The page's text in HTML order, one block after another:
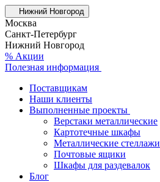
Нижний Новгород
Москва
Санкт-Петербург
Нижний Новгород
% Акции
Полезная информация
Поставщикам
Наши клиенты
Выполненные проекты
Верстаки металлические
Картотечные шкафы
Металлические стеллажи
Почтовые ящики
Шкафы для раздевалок
Блог